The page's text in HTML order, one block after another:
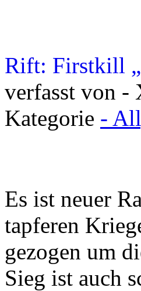
Rift: Firstkill
verfasst von -
Kategorie -
Es ist neuer
tapferen
gezogen um
Sieg ist auch